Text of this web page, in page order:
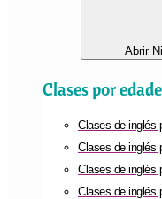
Abrir
Clases por
Clases de inglés
Clases de inglés
Clases de inglés
Clases de inglés